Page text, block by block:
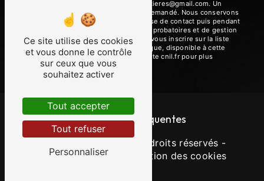
électronique à l'adresse garagedeshautieres@gmail.com. Un
justificatif d'identité pourra vous être demandé. Nous conservons
vos données pendant la période de prise de contact puis pendant
la durée de prescription légale aux fins probatoires et de gestion
des contentieux. Vous avez le droit de vous inscrire sur la liste
d'opposition au démarchage téléphonique, disponible à cette
adresse:
Bloctel.gouv.fr. Consultez le site cnil.fr pour plus
d’informations sur vos droits.
Recherches fréquentes
- 2026 - Tous droits réservés -
Mentions légales
Gestion des cookies
Ce site utilise des cookies
et vous donne le contrôle
sur ceux que vous
souhaitez activer
Tout accepter
Tout refuser
Personnaliser